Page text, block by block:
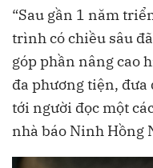
“Sau gần 1 năm
trình có chiều sâu
góp phần nâng cao
đa phương tiện,
tới người đọc một
nhà báo Ninh Hồng